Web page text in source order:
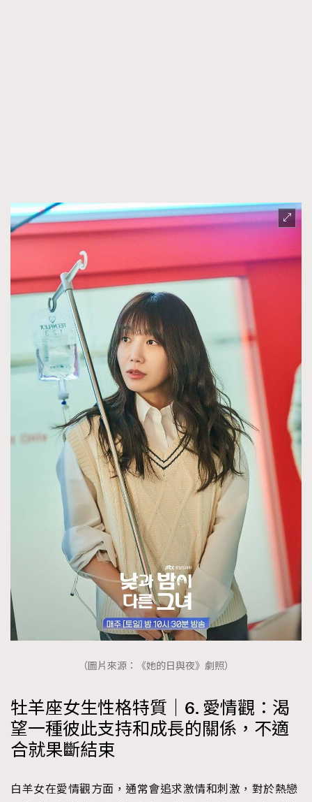
（圖片來源：《她的日與夜》劇照）
牡羊座女生性格特質｜6. 愛情觀：渴
望一種彼此支持和成長的關係，不適
合就果斷結束
白羊女在愛情觀方面，通常會追求激情和刺激，對於熱戀